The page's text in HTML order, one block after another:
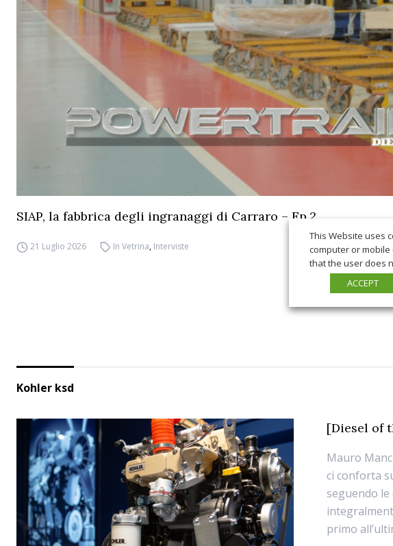
SIAP, la fabbrica degli ingranaggi di Carraro – Ep.2
21 Luglio 2026 In Vetrina, Interviste
Kohler ksd
[Diesel of
Mauro
ci conforta
seguendo
primo
This Website uses
computer or
that the user does
ACCEPT